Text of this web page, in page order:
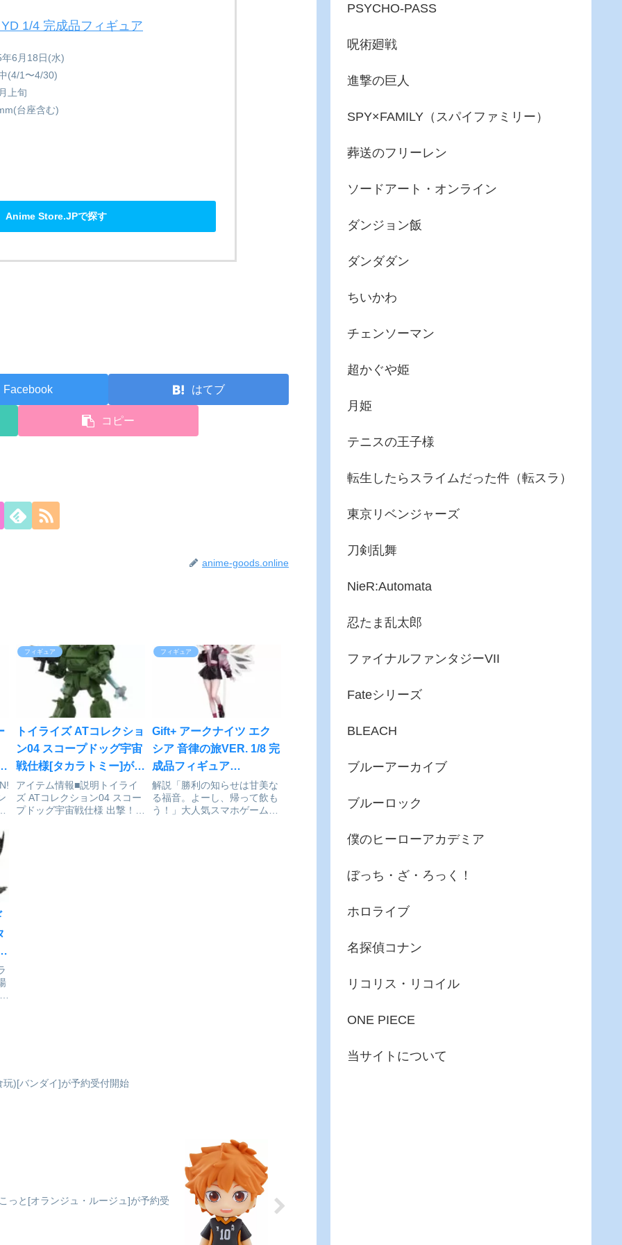
1/4 完成品フィギュア
6月18日(水)
(4/1〜4/30)
上旬
台座含む)
Anime Store.JPで探す
Facebook はてブ
コピー
anime-goods.online
フィギュア
トイライズ ATコレクショ
ン04 スコープドッグ宇宙
戦仕様[タカラトミー]が予
約受付中
アイテム情報■説明トイライ
ズ ATコレクション04 スコー
プドッグ宇宙戦仕様 出撃！装
フィギュア
Gift+ アークナイツ エク
シア 音律の旅VER. 1/8 完
成品フィギュア
[Myethos]が予約受付開
始
解説「勝利の知らせは甘美な
る福音。よーし、帰って飲も
う！」大人気スマホゲーム
)[バンダイ]が予約受付開始
っと[オランジュ・ルージュ]が予約受
PSYCHO-PASS
呪術廻戦
進撃の巨人
SPY×FAMILY（スパイファミリー）
葬送のフリーレン
ソードアート・オンライン
ダンジョン飯
ダンダダン
ちいかわ
チェンソーマン
超かぐや姫
月姫
テニスの王子様
転生したらスライムだった件（転スラ）
東京リベンジャーズ
刀剣乱舞
NieR:Automata
忍たま乱太郎
ファイナルファンタジーVII
Fateシリーズ
BLEACH
ブルーアーカイブ
ブルーロック
僕のヒーローアカデミア
ぼっち・ざ・ろっく！
ホロライブ
名探偵コナン
リコリス・リコイル
ONE PIECE
当サイトについて